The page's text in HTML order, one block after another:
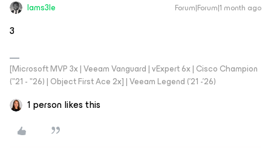
Iams3le Forum|Forum|1 month ago
3
[Microsoft MVP 3x | Veeam Vanguard | vExpert 6x | Cisco Champion
("21 - "26) | Object First Ace 2x] | Veeam Legend ('21 -'26)
1 person likes this